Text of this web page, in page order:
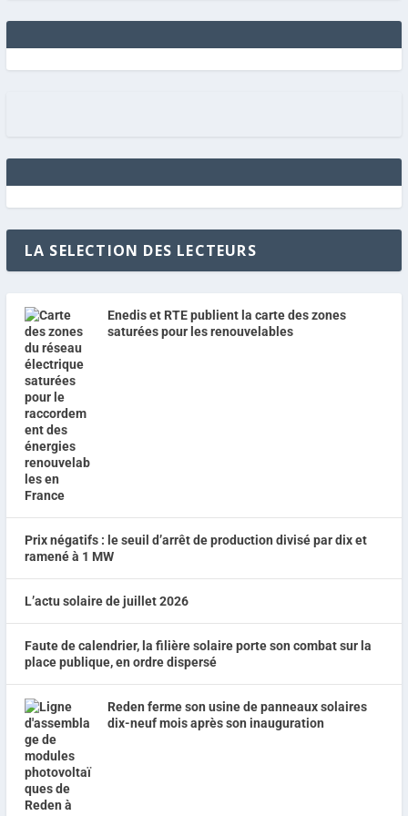
LA SELECTION DES LECTEURS
Enedis et RTE publient la carte des zones
saturées pour les renouvelables
Prix négatifs : le seuil d’arrêt de production divisé par dix et
ramené à 1 MW
L’actu solaire de juillet 2026
Faute de calendrier, la filière solaire porte son combat sur la
place publique, en ordre dispersé
Reden ferme son usine de panneaux solaires
dix-neuf mois après son inauguration